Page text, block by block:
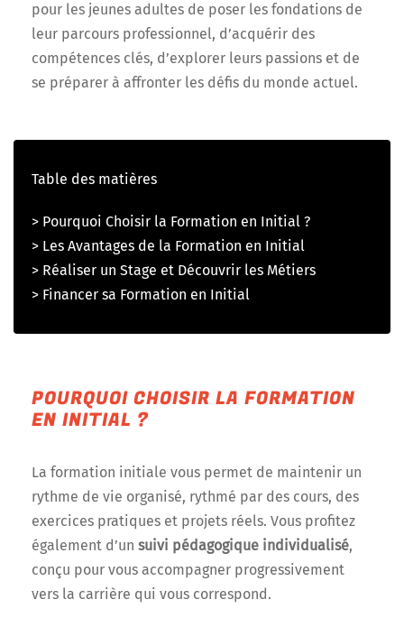
pour les jeunes adultes de poser les fondations de
leur parcours professionnel, d’acquérir des
compétences clés, d’explorer leurs passions et de
se préparer à affronter les défis du monde actuel.
Table des matières
> Pourquoi Choisir la Formation en Initial ?
> Les Avantages de la Formation en Initial
> Réaliser un Stage et Découvrir les Métiers
> Financer sa Formation en Initial
POURQUOI CHOISIR LA FORMATION
EN INITIAL ?
La formation initiale vous permet de maintenir un
rythme de vie organisé, rythmé par des cours, des
exercices pratiques et projets réels. Vous profitez
également d’un suivi pédagogique individualisé,
conçu pour vous accompagner progressivement
vers la carrière qui vous correspond.